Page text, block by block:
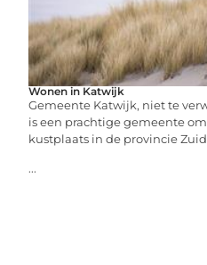
Wonen in Katwijk
Gemeente Katwijk, niet te
is een prachtige gemeente
kustplaats in de provincie
...